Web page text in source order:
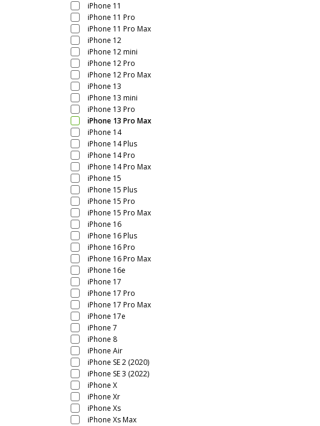
iPhone 11
iPhone 11 Pro
iPhone 11 Pro Max
iPhone 12
iPhone 12 mini
iPhone 12 Pro
iPhone 12 Pro Max
iPhone 13
iPhone 13 mini
iPhone 13 Pro
iPhone 13 Pro Max
iPhone 14
iPhone 14 Plus
iPhone 14 Pro
iPhone 14 Pro Max
iPhone 15
iPhone 15 Plus
iPhone 15 Pro
iPhone 15 Pro Max
iPhone 16
iPhone 16 Plus
iPhone 16 Pro
iPhone 16 Pro Max
iPhone 16e
iPhone 17
iPhone 17 Pro
iPhone 17 Pro Max
iPhone 17e
iPhone 7
iPhone 8
iPhone Air
iPhone SE 2 (2020)
iPhone SE 3 (2022)
iPhone X
iPhone Xr
iPhone Xs
iPhone Xs Max